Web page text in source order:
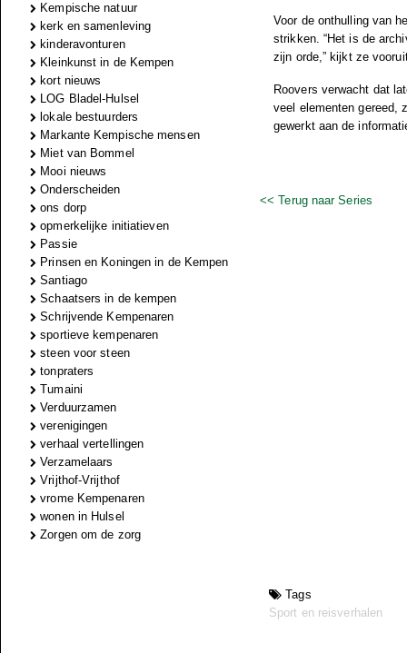
Kempische natuur
kerk en samenleving
kinderavonturen
Kleinkunst in de Kempen
kort nieuws
LOG Bladel-Hulsel
lokale bestuurders
Markante Kempische mensen
Miet van Bommel
Mooi nieuws
Onderscheiden
ons dorp
opmerkelijke initiatieven
Passie
Prinsen en Koningen in de Kempen
Santiago
Schaatsers in de kempen
Schrijvende Kempenaren
sportieve kempenaren
steen voor steen
tonpraters
Tumaini
Verduurzamen
verenigingen
verhaal vertellingen
Verzamelaars
Vrijthof-Vrijthof
vrome Kempenaren
wonen in Hulsel
Zorgen om de zorg
Voor de onthulling van
strikken. “Het is de
zijn orde,” kijkt ze
Roovers verwacht dat
veel elementen gereed,
gewerkt aan de
<< Terug naar Series
Tags
Sport en reisverhalen